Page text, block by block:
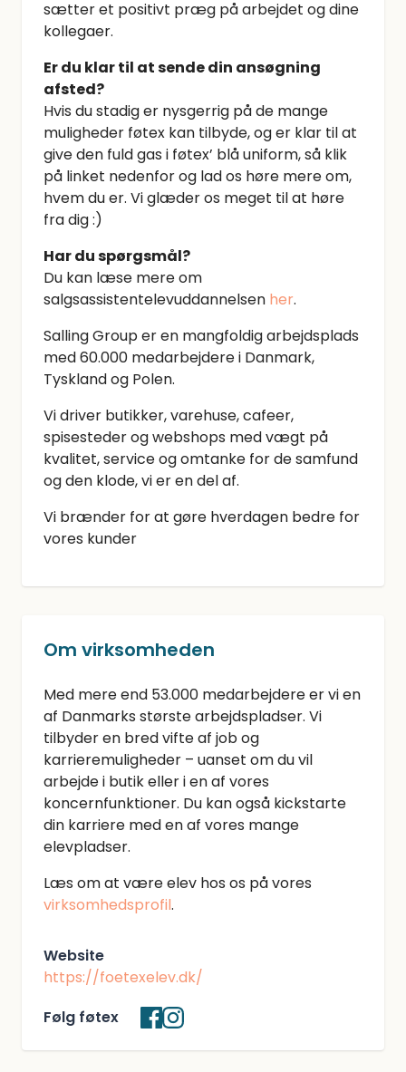
sætter et positivt præg på arbejdet og dine
kollegaer.
Er du klar til at sende din ansøgning
afsted?
Hvis du stadig er nysgerrig på de mange
muligheder føtex kan tilbyde, og er klar til at
give den fuld gas i føtex’ blå uniform, så klik
på linket nedenfor og lad os høre mere om,
hvem du er. Vi glæder os meget til at høre
fra dig :)
Har du spørgsmål?
Du kan læse mere om
salgsassistentelevuddannelsen her.
Salling Group er en mangfoldig arbejdsplads
med 60.000 medarbejdere i Danmark,
Tyskland og Polen.
Vi driver butikker, varehuse, cafeer,
spisesteder og webshops med vægt på
kvalitet, service og omtanke for de samfund
og den klode, vi er en del af.
Vi brænder for at gøre hverdagen bedre for
vores kunder
Om virksomheden
Med mere end 53.000 medarbejdere er vi en
af Danmarks største arbejdspladser. Vi
tilbyder en bred vifte af job og
karrieremuligheder – uanset om du vil
arbejde i butik eller i en af vores
koncernfunktioner. Du kan også kickstarte
din karriere med en af vores mange
elevpladser.
Læs om at være elev hos os på vores
virksomhedsprofil.
Website
https://foetexelev.dk/
Følg føtex